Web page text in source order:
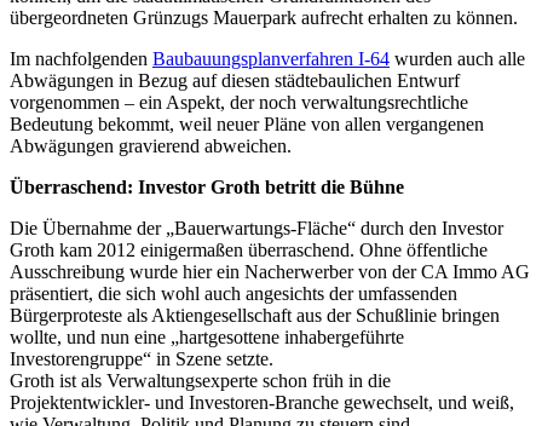
übergeordneten Grünzugs Mauerpark aufrecht erhalten zu können.
Im nachfolgenden Baubauungsplanverfahren I-64 wurden auch alle
Abwägungen in Bezug auf diesen städtebaulichen Entwurf
vorgenommen – ein Aspekt, der noch verwaltungsrechtliche
Bedeutung bekommt, weil neuer Pläne von allen vergangenen
Abwägungen gravierend abweichen.
Überraschend: Investor Groth betritt die Bühne
Die Übernahme der „Bauerwartungs-Fläche“ durch den Investor
Groth kam 2012 einigermaßen überraschend. Ohne öffentliche
Ausschreibung wurde hier ein Nacherwerber von der CA Immo AG
präsentiert, die sich wohl auch angesichts der umfassenden
Bürgerproteste als Aktiengesellschaft aus der Schußlinie bringen
wollte, und nun eine „hartgesottene inhabergeführte
Investorengruppe“ in Szene setzte.
Groth ist als Verwaltungsexperte schon früh in die
Projektentwickler- und Investoren-Branche gewechselt, und weiß,